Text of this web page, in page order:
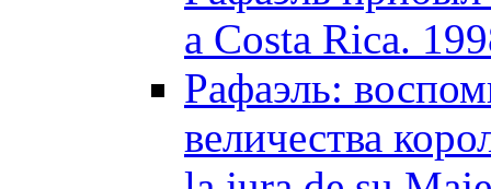
a Costa Rica.
Рафаэль:
величества